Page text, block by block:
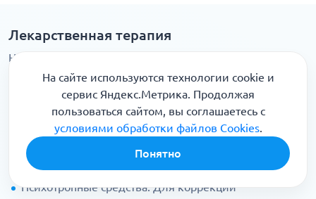
Лекарственная терапия
Несмотря на то, что в лечении ВСД в Уфе большую
роль играют немедикаментозные методы, обойтись
без лекарственных препаратов удается не всегда.
Ноотропы. Улучшают умственную работоспособность,
метаболические процессы в головном мозге,
помогают справиться с гипоксией. В числе наиболее
популярных лекарств пирацетам, мексидол, глицин.
Психотропные средства. Для коррекции
На сайте используются технологии cookie и
сервис Яндекс.Метрика. Продолжая
пользоваться сайтом, вы соглашаетесь с
условиями обработки файлов Cookies.
Понятно